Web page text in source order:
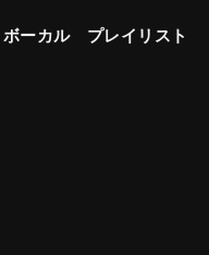
ボーカル プレイリスト